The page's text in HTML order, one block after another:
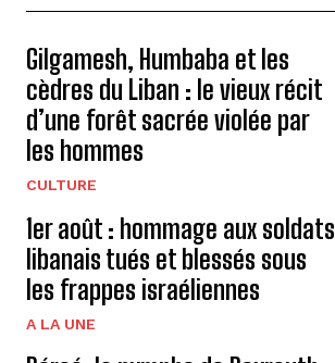
Gilgamesh, Humbaba et les
cèdres du Liban : le vieux récit
d’une forêt sacrée violée par
les hommes
CULTURE
1er août : hommage aux soldats
libanais tués et blessés sous
les frappes israéliennes
A LA UNE